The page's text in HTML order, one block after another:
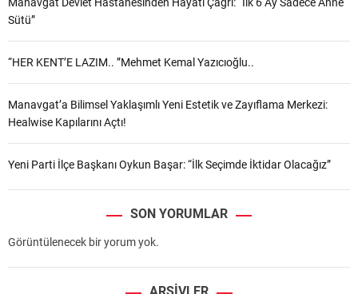
Manavgat Devlet Hastanesinden Hayati Çağrı: “İlk 6 Ay Sadece Anne
Sütü”
“HER KENT’E LAZIM.. ”Mehmet Kemal Yazıcıoğlu..
Manavgat’a Bilimsel Yaklaşımlı Yeni Estetik ve Zayıflama Merkezi:
Healwise Kapılarını Açtı!
Yeni Parti İlçe Başkanı Oykun Başar: “İlk Seçimde İktidar Olacağız”
SON YORUMLAR
Görüntülenecek bir yorum yok.